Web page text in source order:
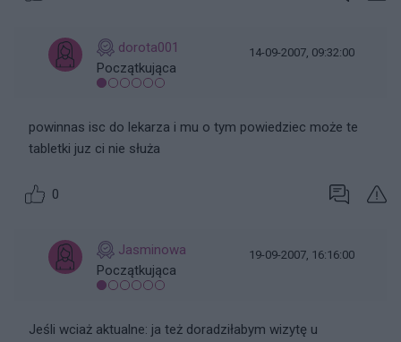
dorota001
Początkująca
14-09-2007, 09:32:00
powinnas isc do lekarza i mu o tym powiedziec może te
tabletki juz ci nie służa
0
Jasminowa
Początkująca
19-09-2007, 16:16:00
Jeśli wciaż aktualne: ja też doradziłabym wizytę u